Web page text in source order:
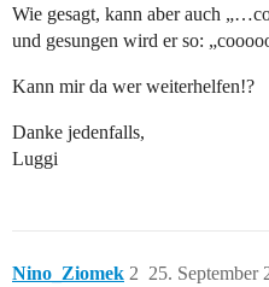
Wie gesagt, kann aber auch
und gesungen wird er so:
Kann mir da wer weiterhelfen!?
Danke jedenfalls,
Luggi
Nino_Ziomek 25. September
2